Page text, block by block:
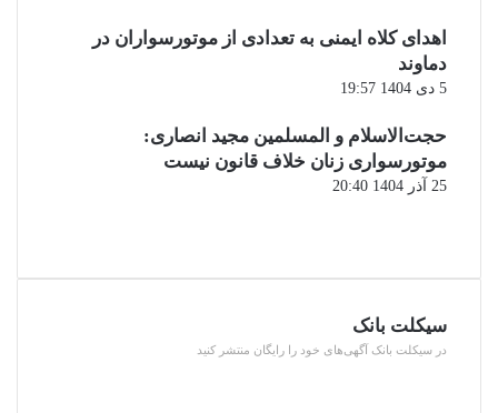
اهدای کلاه ایمنی به تعدادی از موتورسواران در
دماوند
5 دی 1404 19:57
حجت‌الاسلام و المسلمین مجید انصاری:
موتورسواری زنان خلاف قانون نیست
25 آذر 1404 20:40
سیکلت بانک
در سیکلت بانک آگهی‌های خود را رایگان منتشر کنید